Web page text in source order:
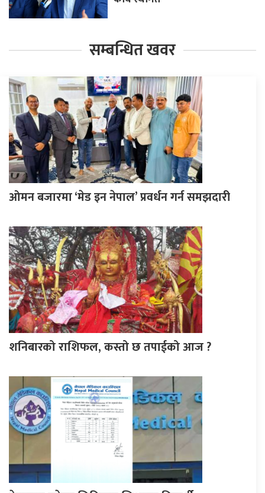
सम्बन्धित खवर
ओमन बजारमा ‘मेड इन नेपाल’ प्रवर्धन गर्न समझदारी
शनिबारको राशिफल, कस्तो छ तपाईको आज ?